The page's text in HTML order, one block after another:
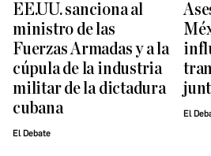
EE.UU. sanciona al
ministro de las
Fuerzas Armadas y a la
cúpula de la industria
militar de la dictadura
cubana
El Debate
El